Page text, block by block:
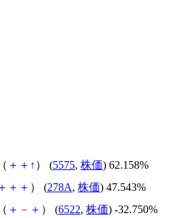
＋ ＋ ↑ ） (5575, 株価) 62.158%
＋ ＋ ） (278A, 株価) 47.543%
＋ － ＋ ） (6522, 株価) -32.750%